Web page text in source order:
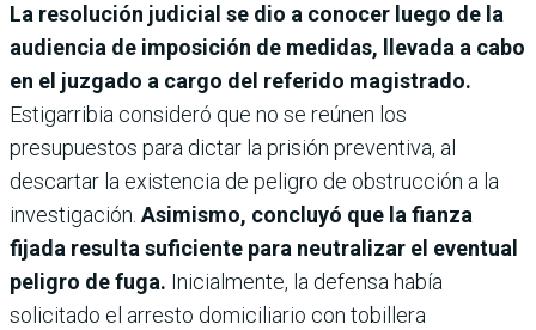
La resolución judicial se dio a conocer luego de la
audiencia de imposición de medidas, llevada a cabo
en el juzgado a cargo del referido magistrado.
Estigarribia consideró que no se reúnen los
presupuestos para dictar la prisión preventiva, al
descartar la existencia de peligro de obstrucción a la
investigación. Asimismo, concluyó que la fianza
fijada resulta suficiente para neutralizar el eventual
peligro de fuga. Inicialmente, la defensa había
solicitado el arresto domiciliario con tobillera